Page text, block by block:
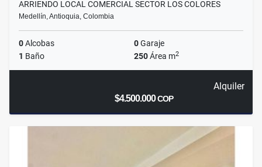
ARRIENDO LOCAL COMERCIAL SECTOR LOS COLORES
Medellín, Antioquia, Colombia
0Alcobas 0Garaje
1 Baño 250Área m2
Alquiler
$4.500.000COP